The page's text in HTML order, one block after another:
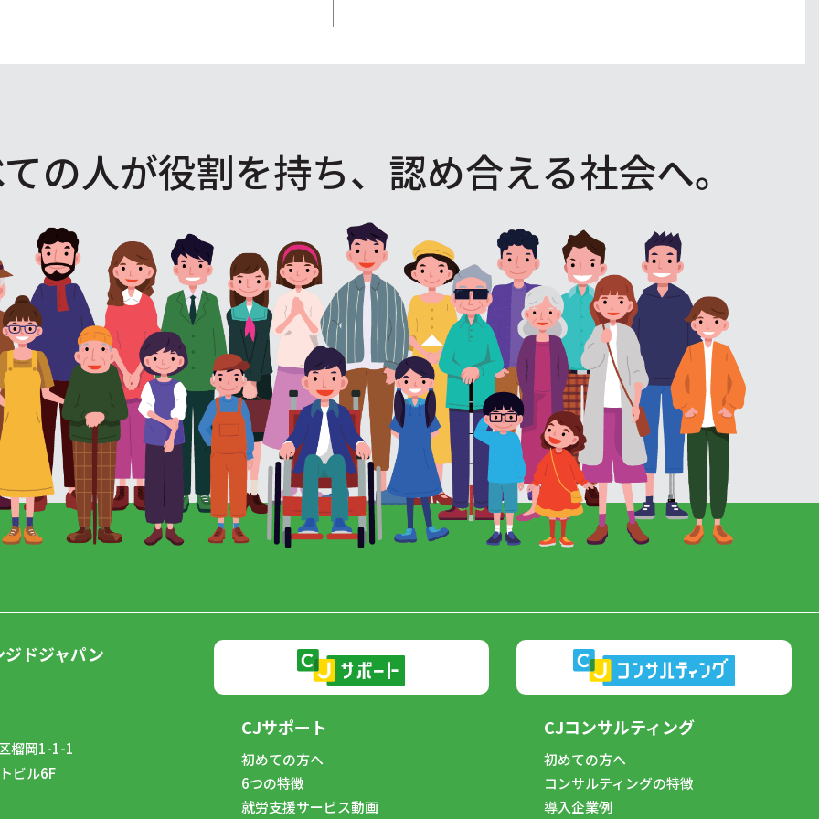
の人が役割を持ち、認め合える社会へ。
ドジャパン
榴岡1-1-1
ビル6F
CJサポート
初めての方へ
6つの特徴
就労支援サービス動画
CJコンサルティング
初めての方へ
コンサルティングの特徴
導入企業例